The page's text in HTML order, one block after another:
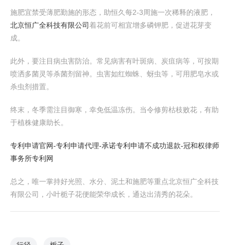
施肥宜禁受薄肥勤施的形态，助恒久每2-3周施一次稀释的液肥，
北京恒广全科技有限公司着花前可相宜增多磷钾肥，促进花芽变
成。
此外，要注目病虫害防治。常见病害有叶斑病、炭疽病等，可按期
喷洒多菌灵等杀菌剂留神。虫害如红蜘蛛、蚜虫等，可用肥皂水或
杀虫剂措置。
终末，冬季需注目御寒，幸免低温冻伤。当令修剪枯枝败花，有助
于植株健康助长。
专利申请官网-专利申请代理-承诺专利申请不成功退款-冠和权律师
事务所专利网
总之，唯一掌持好光照、水分、泥土和施肥等重点北京恒广全科技
有限公司，小叶栀子花便能荣华成长，通达出清秀的花朵。